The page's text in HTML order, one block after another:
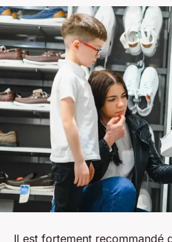
Il est fortement recommandé